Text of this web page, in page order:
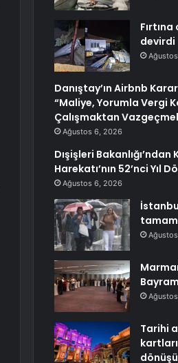
devirdi
Danıştay’ın Airbnb
“Maliye, Yorumla Vergi
Çalışmaktan
Ağustos 6, 2026
Dışişleri Bakanlığı’ndan
Harekatı’nın 52’nci Yıl
Ağustos 6, 2026
Tarihi